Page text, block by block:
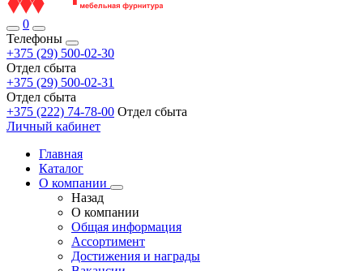
0
Телефоны
+375 (29) 500-02-30
Отдел сбыта
+375 (29) 500-02-31
Отдел сбыта
+375 (222) 74-78-00 Отдел сбыта
Личный кабинет
Главная
Каталог
О компании
Назад
О компании
Общая информация
Ассортимент
Достижения и награды